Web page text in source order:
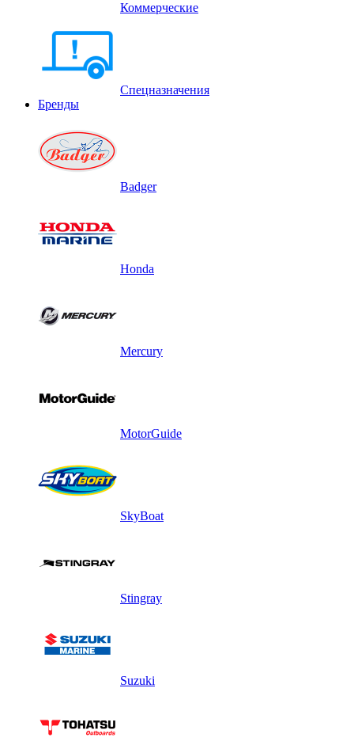
Коммерческие
Спецназначения
Бренды
Badger
Honda
Mercury
MotorGuide
SkyBoat
Stingray
Suzuki